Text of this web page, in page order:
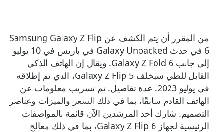
من المقرر أن يتم الكشف عن Samsung Galaxy Z Flip
6 في حدث Galaxy Unpacked في باريس في 10 يوليو
إلى جانب Galaxy Z Fold 6. ويقال إن الهاتف الذكي
القابل للطي سيخلف Galaxy Z Flip 5، الذي تم إطلاقه
في يوليو 2023. عدة تفاصيل. تم تسريب معلومات عن
الهاتف القادم سابقًا، بما في ذلك السعر والميزات وعناصر
التصميم. شارك أحد المرشدين الآن قائمة بالمواصفات
الرئيسية لجهاز Galaxy Z Flip 6، بما في ذلك معالج